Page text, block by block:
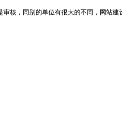
核，同别的单位有很大的不同，网站建